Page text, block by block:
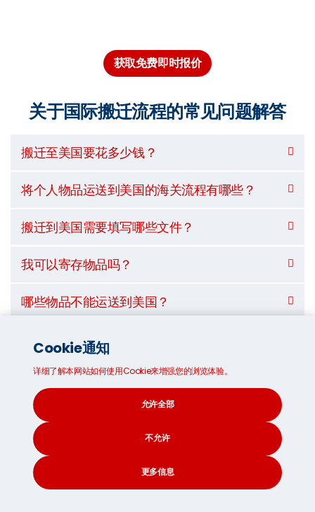
获取免费即时报价
关于国际搬迁流程的常见问题解答
搬迁至美国要花多少钱？
将个人物品运送到美国的海关流程有哪些？
搬迁到美国需要填写哪些文件？
我可以寄存物品吗？
哪些物品不能运送到美国？
运送到美国需要多长时间？*
145天
Cookie通知
详细了解本网站如何使用Cookie来增强您的浏览体验。
允许全部
不允许
更多信息